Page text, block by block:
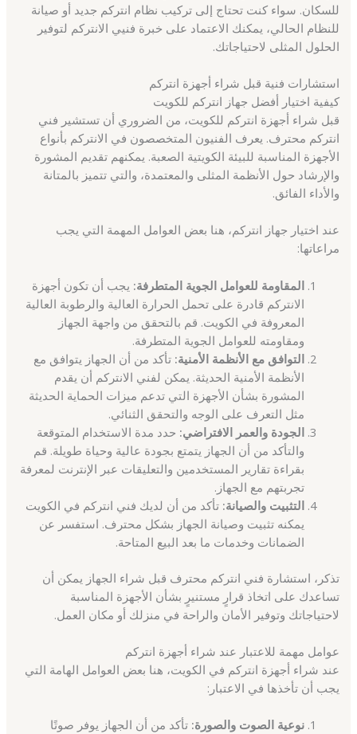
للسكان. سواء كنت تحتاج إلى تركيب نظام انتركم جديد أو صيانة
للنظام الحالي، يمكنك الاعتماد على خبرة فنيي الانتركم لتوفير
الحلول المثلى لاحتياجاتك.
استشارات فنية قبل شراء أجهزة انتركم
كيفية اختيار أفضل جهاز انتركم للكويت
قبل شراء أجهزة انتركم للكويت، من الضروري أن تستشير فني
انتركم محترف. يعرف الفنيون المتخصصون في الانتركم بأنواع
الأجهزة المناسبة للبيئة الكويتية الصعبة. يمكنهم تقديم المشورة
والإرشاد حول الأنظمة المثلى والمعتمدة، والتي تتميز بالمتانة
والأداء الفائق.
عند اختيار جهاز انتركم، هنا بعض العوامل المهمة التي يجب
مراعاتها:
المقاومة للعوامل الجوية المتطرفة: يجب أن تكون أجهزة
الانتركم قادرة على تحمل الحرارة العالية والرطوبة العالية
المعروفة في الكويت. قم بالتحقق من واجهة الجهاز
ومقاومته للعوامل الجوية المتطرفة.
التوافق مع الأنظمة الأمنية: تأكد من أن الجهاز يتوافق مع
الأنظمة الأمنية الحديثة. يمكن لفني الانتركم أن يقدم
المشورة بشأن الأجهزة التي تدعم ميزات الحماية الحديثة
مثل التعرف على الوجه والتحقق الثنائي.
الجودة والعمر الافتراضي: حدد مدة الاستخدام المتوقعة
والتأكد من أن الجهاز يتمتع بجودة عالية وحياة طويلة. قم
بقراءة تقارير المستخدمين والتعليقات عبر الإنترنت لمعرفة
تجربتهم مع الجهاز.
التثبيت والصيانة: تأكد من أن لديك فني انتركم في الكويت
يمكنه تثبيت وصيانة الجهاز بشكل محترف. استفسر عن
الضمانات وخدمات ما بعد البيع المتاحة.
تذكر، استشارة فني انتركم محترف قبل شراء الجهاز يمكن أن
تساعدك على اتخاذ قرارٍ مستنيرٍ بشأن الأجهزة المناسبة
لاحتياجاتك وتوفير الأمان والراحة في منزلك أو مكان العمل.
عوامل مهمة للاعتبار عند شراء أجهزة انتركم
عند شراء أجهزة انتركم في الكويت، هنا بعض العوامل الهامة التي
يجب أن تأخذها في الاعتبار:
نوعية الصوت والصورة: تأكد من أن الجهاز يوفر صوتًا